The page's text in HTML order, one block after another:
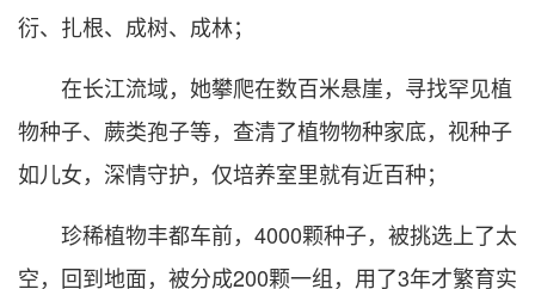
衍、扎根、成树、成林；
在长江流域，她攀爬在数百米悬崖，寻找罕见植
物种子、蕨类孢子等，查清了植物物种家底，视种子
如儿女，深情守护，仅培养室里就有近百种；
珍稀植物丰都车前，4000颗种子，被挑选上了太
空，回到地面，被分成200颗一组，用了3年才繁育实